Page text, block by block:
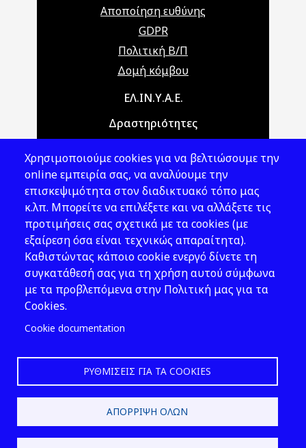
Αποποίηση ευθύνης
GDPR
Πολιτική Β/Π
Δομή κόμβου
Main navigationΕΛ.ΙΝ.Υ.Α.Ε.
Δραστηριότητες
Νομοθεσία
Εκδόσεις
Νέα - Εκδηλώσεις
Ακολουθήστε μας
Χρησιμοποιούμε cookies για να βελτιώσουμε την
online εμπειρία σας, να αναλύουμε την
επισκεψιμότητα στον διαδικτυακό τόπο μας
κ.λπ. Μπορείτε να επιλέξετε και να αλλάξετε τις
προτιμήσεις σας σχετικά με τα cookies (με
εξαίρεση όσα είναι τεχνικώς απαραίτητα).
Καθιστώντας κάποιο cookie ενεργό δίνετε τη
συγκατάθεσή σας για τη χρήση αυτού σύμφωνα
με τα προβλεπόμενα στην Πολιτική μας για τα
Cookies.
Cookie documentation
ΡΥΘΜΊΣΕΙΣ ΓΙΑ ΤΑ COOKIES
ΑΠΌΡΡΙΨΗ ΌΛΩΝ
2026 © ΕΛ.ΙΝ.Υ.Α.Ε.
Design & Development by